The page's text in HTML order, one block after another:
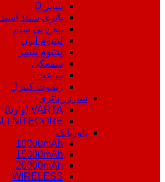
سایز D
باتری سیلد اسید
تلفن بی سیم
لیتیوم ایون
لیتیوم پلیمر
سمعکی
ساعت
ریموت کنترل
شارژر باتری
VARTA (وارتا)
NITECORE (نایتکور)
پاوربانک
10000mAh
15000mAh
20000mAh
WIRELESS